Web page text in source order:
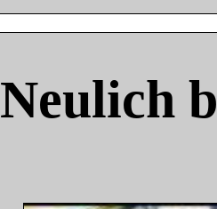
Neulich